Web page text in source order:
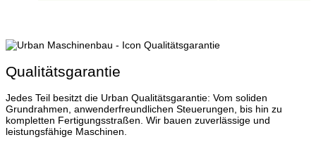
Qualitätsgarantie
Jedes Teil besitzt die Urban Qualitätsgarantie: Vom soliden
Grundrahmen, anwenderfreundlichen Steuerungen, bis hin zu
kompletten Fertigungsstraßen. Wir bauen zuverlässige und
leistungsfähige Maschinen.